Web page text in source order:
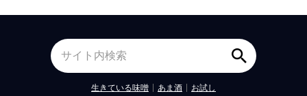
生きている味噌 あま酒 お試し